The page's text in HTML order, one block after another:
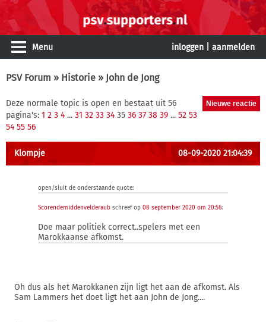
Menu inloggen aanmelden
PSV Forum » Historie » John de Jong
Deze normale topic is open en bestaat uit 56
pagina's: 1 2 3 4 ... 31 32 33 34 35 36 37 38 39 ... 52 53
54 55 56
Klompje 08-09-2020 21:04:39
open/sluit de onderstaande quote:
Scorendemiddenvelderaub schreef op 08 september 2020 om 20:56:
Doe maar politiek correct..spelers met een
Marokkaanse afkomst.
Oh dus als het Marokkanen zijn ligt het aan de afkomst. Als
Sam Lammers het doet ligt het aan John de Jong....